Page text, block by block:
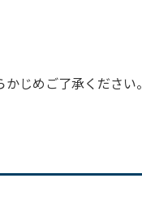
じめご了承ください。